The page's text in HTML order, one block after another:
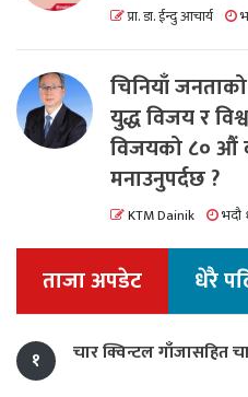
प्रा. डा. ईन्दु आचार्य
चिनियाँ
युद्ध विजय र
विजयको ८० औं
मनाउनुपर्दछ ?
KTM Dainik भदौ
ताजा अपडेट धेरै
१ चार क्विन्टल गाँजासहित